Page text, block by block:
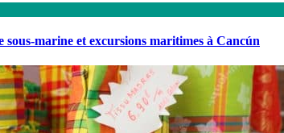
marine et excursions maritimes à Cancún